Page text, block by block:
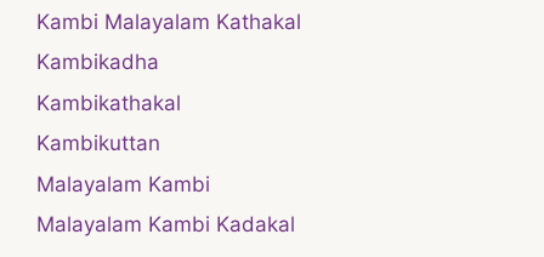
Kambi Malayalam Kathakal
Kambikadha
Kambikathakal
Kambikuttan
Malayalam Kambi
Malayalam Kambi Kadakal